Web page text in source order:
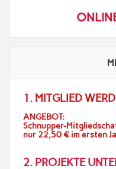
1. MITGLIED
ANGEBOT:
Schnupper-
nur 22,50 € im ersten
2. PROJEKTE